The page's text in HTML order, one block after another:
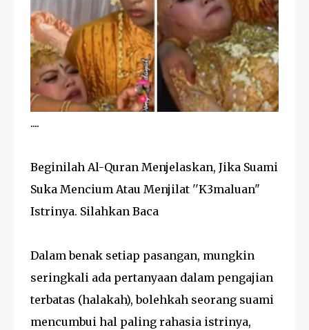
....
Beginilah Al-Quran Menjelaskan, Jika Suami
Suka Mencium Atau Menjilat ''K3maluan"
Istrinya. Silahkan Baca
Dalam benak setiap pasangan, mungkin
seringkali ada pertanyaan dalam pengajian
terbatas (halakah), bolehkah seorang suami
mencumbui hal paling rahasia istrinya,